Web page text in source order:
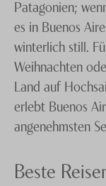
Patagonien;
es in Buenos
winterlich still.
Weihnachten
Land auf
erlebt Buenos
angenehmsten
Beste